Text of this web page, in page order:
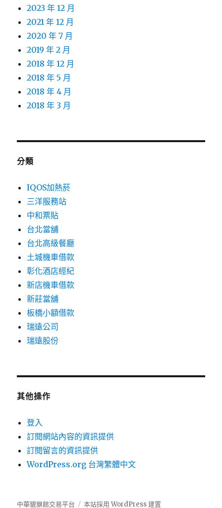
2023 年 12 月
2021 年 12 月
2020 年 7 月
2019 年 2 月
2018 年 12 月
2018 年 5 月
2018 年 4 月
2018 年 3 月
分類
IQOS加熱菸
三洋服務站
中和票貼
台北當舖
台北高級餐廳
土城機車借款
彰化酒店經紀
新店機車借款
新莊當舖
板橋小額借款
瑞遠公司
瑞遠股份
其他操作
登入
訂閱網站內容的資訊提供
訂閱留言的資訊提供
WordPress.org 台灣繁體中文
中華貔貅館交易平台 本站採用 WordPress 建置